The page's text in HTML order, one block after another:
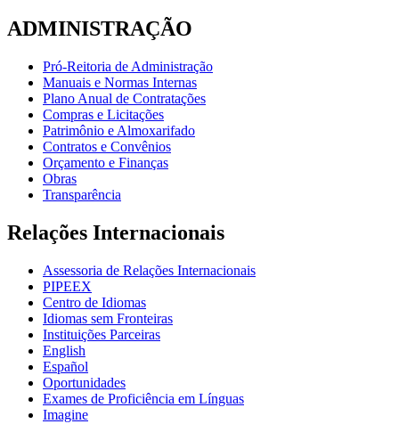
ADMINISTRAÇÃO
Pró-Reitoria de Administração
Manuais e Normas Internas
Plano Anual de Contratações
Compras e Licitações
Patrimônio e Almoxarifado
Contratos e Convênios
Orçamento e Finanças
Obras
Transparência
Relações Internacionais
Assessoria de Relações Internacionais
PIPEEX
Centro de Idiomas
Idiomas sem Fronteiras
Instituições Parceiras
English
Español
Oportunidades
Exames de Proficiência em Línguas
Imagine